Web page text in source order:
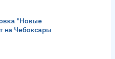
"Новые
на Чебоксары